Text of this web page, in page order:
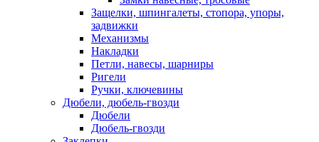
Защелки, шпингалеты, стопора, упоры,
задвижки
Механизмы
Накладки
Петли, навесы, шарниры
Ригели
Ручки, ключевины
Дюбели, дюбель-гвозди
Дюбели
Дюбель-гвозди